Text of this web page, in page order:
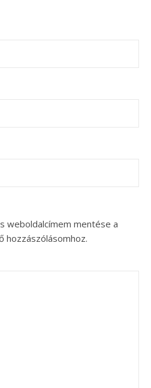
weboldalcímem mentése a
hozzászólásomhoz.